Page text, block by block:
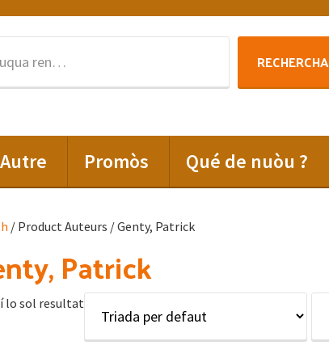
:
RECHERCHA
Autre Promòs Qué de nuòu ?
/ Product Auteurs / Genty, Patrick
Patrick
lo sol resultat